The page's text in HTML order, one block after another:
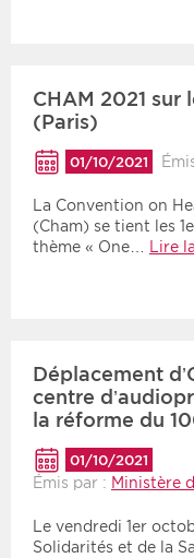
CHAM 2021 sur
(Paris)
01/10/2021
La Convention on
(Cham) se tient les
thème « One…
Lire
Déplacement
centre
la réforme du
01/10/2021
Émis par : Ministère
Le vendredi 1er
Solidarités et de la